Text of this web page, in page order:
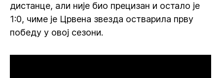
дистанце, али није био прецизан и остало је
1:0, чиме је Црвена звезда остварила прву
победу у овој сезони.